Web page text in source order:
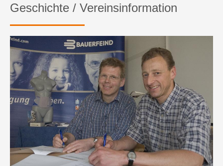
Geschichte / Vereinsinformation